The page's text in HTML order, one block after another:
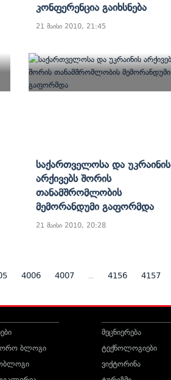
Კონფერენცია Გაიხსნება
21 მაისი 2010, 21:45
Საქართველოსა Და Უკრაინის
Არქივებს Შორის
Თანამშრომლობის
Მემორანდუმი Გაფორმდა
21 მაისი 2010, 20:28
4006 4007 4156 4157
ბლოგი
მეცნიერება
ტექნოლოგიები
ვიქტორინა